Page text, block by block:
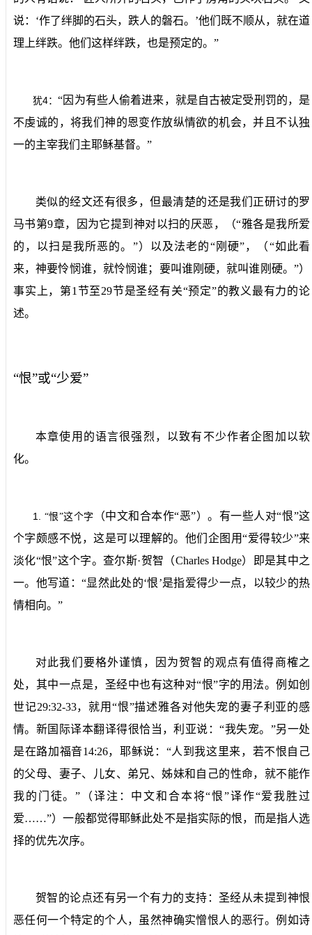
说：‘作了绊脚的石头，跌人的磐石。’他们既不顺从，就在道
理上绊跌。他们这样绊跌，也是预定的。”
犹4：“因为有些人偷着进来，就是自古被定受刑罚的，是
不虔诚的，将我们神的恩变作放纵情欲的机会，并且不认独
一的主宰我们主耶稣基督。”
类似的经文还有很多，但最清楚的还是我们正研讨的罗
马书第9章，因为它提到神对以扫的厌恶，（“雅各是我所爱
的，以扫是我所恶的。”）以及法老的“刚硬”，（“如此看
来，神要怜悯谁，就怜悯谁；要叫谁刚硬，就叫谁刚硬。”）
事实上，第1 节至29节是圣经有关“预定”的教义最有力的论
述。
“恨”或“少爱”
本章使用的语言很强烈，以致有不少作者企图加以软
化。
1. “恨”这个字
（中文和合本作“恶”）。有一些人对“恨”这
个字颇感不悦，这是可以理解的。他们企图用“爱得较少”来
淡化“恨”这个字。查尔斯·贺智（Charles Hodge）即是其中之
一。他写道：“显然此处的‘恨’是指爱得少一点，以较少的热
情相向。”
对此我们要格外谨慎，因为贺智的观点有值得商榷之
处，其中一点是，圣经中也有这种对“恨”字的用法。例如创
世记29:32-33，就用“恨”描述雅各对他失宠的妻子利亚的感
情。新国际译本翻译得很恰当，利亚说：“我失宠。”另一处
是在路加福音14:26，耶稣说：“人到我这里来，若不恨自己
的父母、妻子、儿女、弟兄、姊妹和自己的性命，就不能作
我的门徒。”（译注：中文和合本将“恨”译作“爱我胜过
爱……”）一般都觉得耶稣此处不是指实际的恨，而是指人选
择的优先次序。
贺智的论点还有另一个有力的支持：圣经从未提到神恨
恶任何一个特定的个人，虽然神确实憎恨人的恶行。例如诗